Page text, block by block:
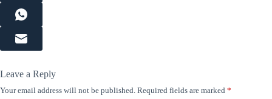
Leave a Reply
Your email address will not be published. Required fields are marked *